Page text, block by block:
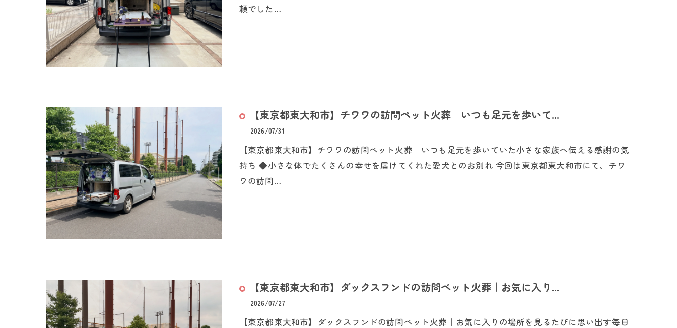
頼でした…
【東京都東大和市】チワワの訪問ペット火葬｜いつも足元を歩いて...
2026/07/31
【東京都東大和市】チワワの訪問ペット火葬｜いつも足元を歩いていた小さな家族へ伝える感謝の気
持ち ◆小さな体でたくさんの幸せを届けてくれた愛犬とのお別れ 今回は東京都東大和市にて、チワ
ワの訪問…
【東京都東大和市】ダックスフンドの訪問ペット火葬｜お気に入り...
2026/07/27
【東京都東大和市】ダックスフンドの訪問ペット火葬｜お気に入りの場所を見るたびに思い出す毎日